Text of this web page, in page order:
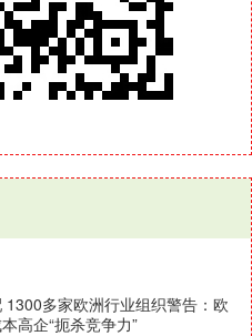
1300多家欧洲行业组织警告：欧
高企“扼杀竞争力”